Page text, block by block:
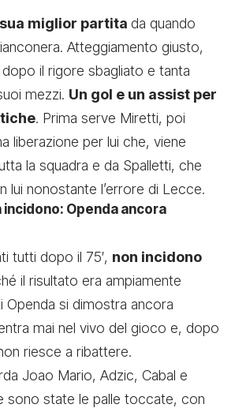
miglior partita da quando
Atteggiamento giusto,
il rigore sbagliato e tanta
mezzi. Un gol e un assist per
. Prima serve Miretti, poi
liberazione per lui che, viene
la squadra e da Spalletti, che
lui nonostante l’errore di Lecce.
Openda ancora
tutti dopo il 75′, non incidono
il risultato era ampiamente
Openda si dimostra ancora
mai nel vivo del gioco e, dopo
riesce a ribattere.
Joao Mario, Adzic, Cabal e
sono state le palle toccate, con